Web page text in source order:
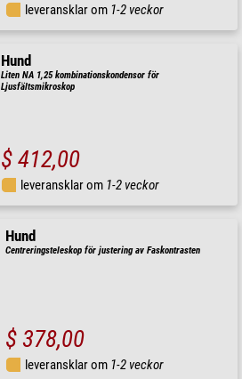
leveransklar om 1-2 veckor
Hund
Liten NA 1,25 kombinationskondensor för
Ljusfältsmikroskop
$ 412,00
leveransklar om 1-2 veckor
Hund
Centreringsteleskop för justering av Faskontrasten
$ 378,00
leveransklar om 1-2 veckor